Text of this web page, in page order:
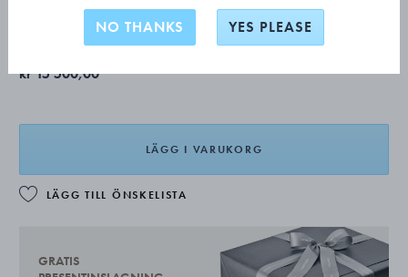
kr 15 500,00
LÄGG I VARUKORG
LÄGG TILL ÖNSKELISTA
GRATIS
NO THANKS YES PLEASE